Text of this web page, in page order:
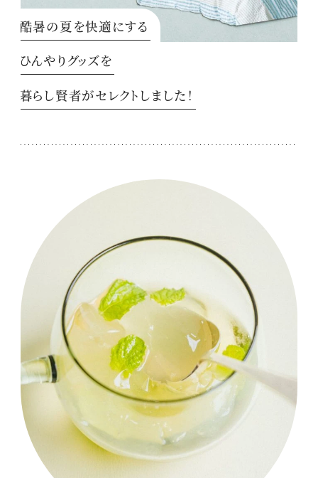
酷暑の夏を快適にする
ひんやりグッズを
暮らし賢者がセレクトしました！